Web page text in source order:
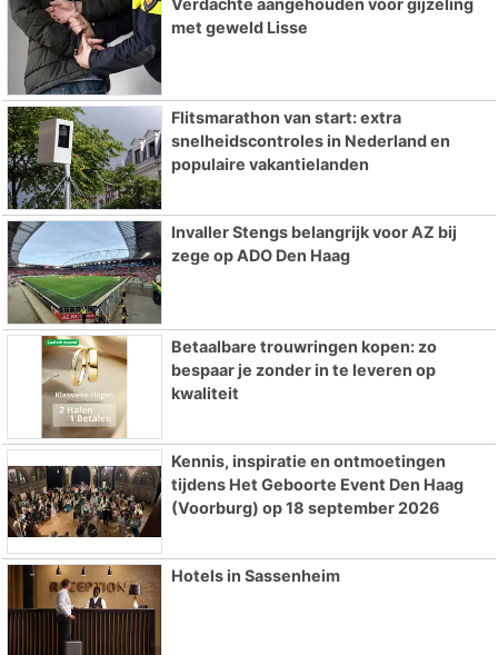
met geweld Lisse
Flitsmarathon van start: extra
snelheidscontroles in Nederland en
populaire vakantielanden
Invaller Stengs belangrijk voor AZ bij
zege op ADO Den Haag
Betaalbare trouwringen kopen: zo
bespaar je zonder in te leveren op
kwaliteit
Kennis, inspiratie en ontmoetingen
tijdens Het Geboorte Event Den Haag
(Voorburg) op 18 september 2026
Hotels in Sassenheim